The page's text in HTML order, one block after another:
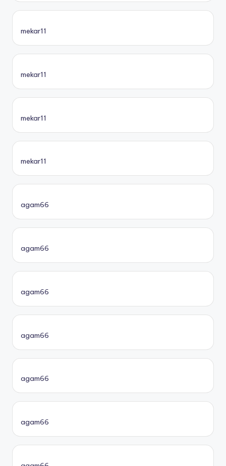
mekar11
mekar11
mekar11
mekar11
agam66
agam66
agam66
agam66
agam66
agam66